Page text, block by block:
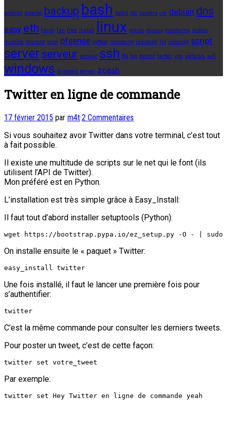
android apache backup bash batch btc caméra cm debian dns
easy eth facile fan free install linux memo mining monitoring motion
mumble murmur ovpn pfsense python raspberry raspbian rig robocopy script
server serveur service ssh tls top torrent twitter vpn webcam wifi
windows windows server zcash
Twitter en ligne de commande
17 février 2015 par m4t·2 Commentaires
Si vous souhaitez avoir Twitter dans votre terminal, c’est tout
à fait possible.
Il existe une multitude de scripts sur le net qui le font (ils
utilisent l’API de Twitter).
Mon préféré est en Python.
L’installation est très simple grâce à Easy_Install:
Il faut tout d’abord installer setuptools (Python):
On installe ensuite le « paquet » Twitter:
easy_install twitter
Une fois installé, il faut le lancer une première fois pour
s’authentifier:
twitter
C’est la même commande pour consulter les derniers tweets.
Pour poster un tweet, c’est de cette façon:
twitter set votre_tweet
Par exemple:
twitter set Hey Twitter en ligne de commande yeah